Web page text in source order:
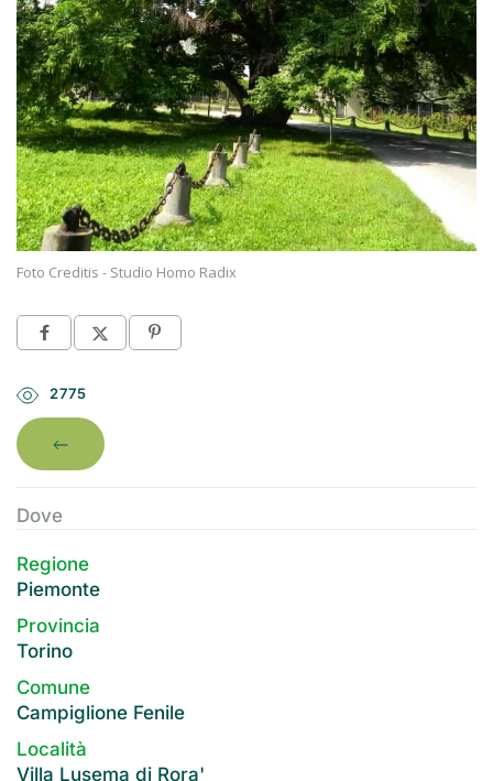
Foto Creditis - Studio Homo Radix
2775
Dove
Regione
Piemonte
Provincia
Torino
Comune
Campiglione Fenile
Località
Villa Lusema di Rora'